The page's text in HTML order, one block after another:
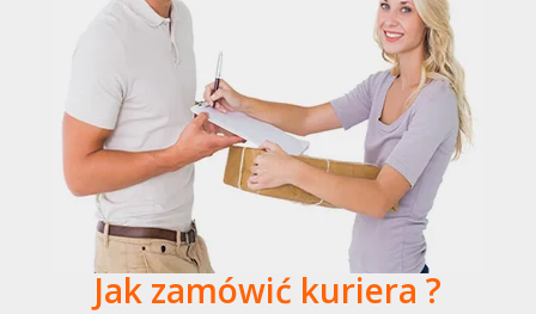
Jak zamówić kuriera ?